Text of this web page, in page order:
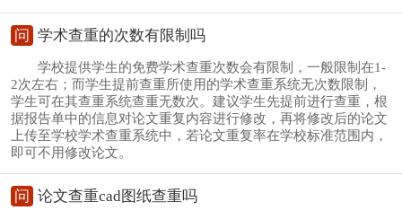
问 学术查重的次数有限制吗
学校提供学生的免费学术查重次数会有限制，一般限制在1-
2次左右；而学生提前查重所使用的学术查重系统无次数限制，
学生可在其查重系统查重无数次。建议学生先提前进行查重，根
据报告单中的信息对论文重复内容进行修改，再将修改后的论文
上传至学校学术查重系统中，若论文重复率在学校标准范围内，
即可不用修改论文。
问 论文查重cad图纸查重吗